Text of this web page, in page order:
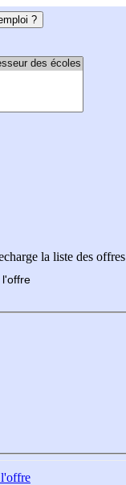
?
la liste des offres
l'offre